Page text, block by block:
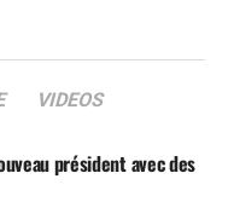
VIDEOS
président avec des